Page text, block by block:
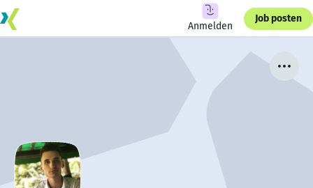
Anmelden
Job posten